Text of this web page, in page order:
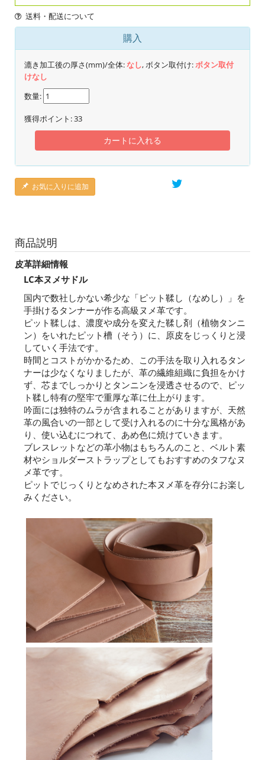
送料・配送について
購入
漉き加工後の厚さ(mm)/全体:なし, ボタン取付け:ボタン取付
けなし
数量:
獲得ポイント:33
カートに入れる
お気に入りに追加
商品説明
皮革詳細情報
LC本ヌメサドル
国内で数社しかない希少な「ピット鞣し（なめし）」を
手掛けるタンナーが作る高級ヌメ革です。
ピット鞣しは、濃度や成分を変えた鞣し剤（植物タンニ
ン）をいれたピット槽（そう）に、原皮をじっくりと浸
していく手法です。
時間とコストがかかるため、この手法を取り入れるタン
ナーは少なくなりましたが、革の繊維組織に負担をかけ
ず、芯までしっかりとタンニンを浸透させるので、ピッ
ト鞣し特有の堅牢で重厚な革に仕上がります。
吟面には独特のムラが含まれることがありますが、天然
革の風合いの一部として受け入れるのに十分な風格があ
り、使い込むにつれて、あめ色に焼けていきます。
ブレスレットなどの革小物はもちろんのこと、ベルト素
材やショルダーストラップとしてもおすすめのタフなヌ
メ革です。
ピットでじっくりとなめされた本ヌメ革を存分にお楽し
みください。